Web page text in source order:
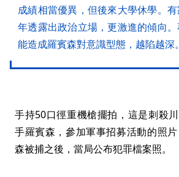
成績相當優異，但後來大學休學。
年透露出政治立場，更激進的傾向
能造成羅賓森對意識型態，越陷越深。
手持50口徑重機槍擺拍，這是刺殺
手羅賓森，參加軍事招募活動的照
森被捕之後，當局公布犯罪檔案照。